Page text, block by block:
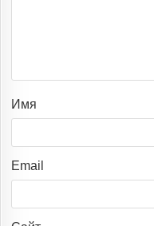
Имя
Email